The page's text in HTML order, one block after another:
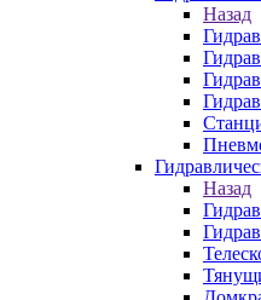
Назад
Назад